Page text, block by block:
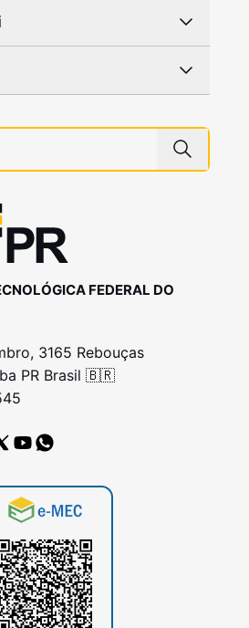
FEDERAL DO
3165 Rebouças
PR Brasil 🇧🇷